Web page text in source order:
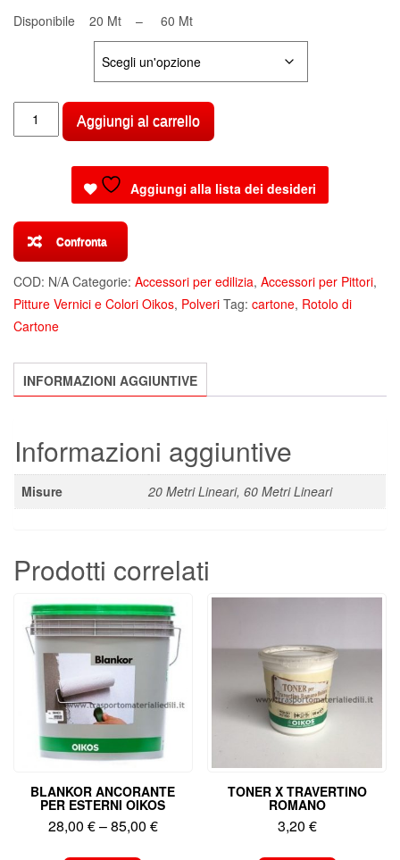
Disponibile 20 Mt – 60 Mt
ROTOLO
DI
Aggiungi al carrello
Aggiungi alla lista dei desideri
Confronta
COD: N/A Categorie: Accessori per edilizia, Accessori per Pittori,
Pitture Vernici e Colori Oikos, Polveri Tag: cartone, Rotolo di
Cartone
INFORMAZIONI AGGIUNTIVE
Informazioni aggiuntive
Misure 20 Metri Lineari, 60 Metri Lineari
Prodotti correlati
BLANKOR ANCORANTE
PER ESTERNI OIKOS
28,00 €–85,00 €
TONER X TRAVERTINO
ROMANO
3,20 €